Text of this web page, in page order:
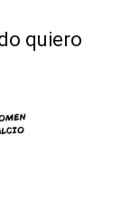
quiero